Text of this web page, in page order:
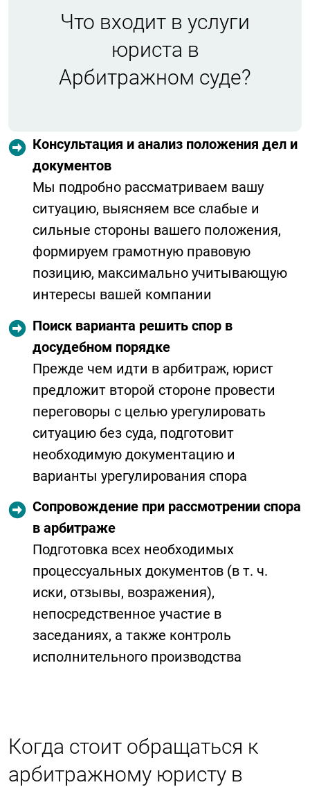
Что входит в услуги
юриста в
Арбитражном суде?
Консультация и анализ положения дел и
документов
Мы подробно рассматриваем вашу
ситуацию, выясняем все слабые и
сильные стороны вашего положения,
формируем грамотную правовую
позицию, максимально учитывающую
интересы вашей компании
Поиск варианта решить спор в
досудебном порядке
Прежде чем идти в арбитраж, юрист
предложит второй стороне провести
переговоры с целью урегулировать
ситуацию без суда, подготовит
необходимую документацию и
варианты урегулирования спора
Сопровождение при рассмотрении спора
в арбитраже
Подготовка всех необходимых
процессуальных документов (в т. ч.
иски, отзывы, возражения),
непосредственное участие в
заседаниях, а также контроль
исполнительного производства
Когда стоит обращаться к
арбитражному юристу в